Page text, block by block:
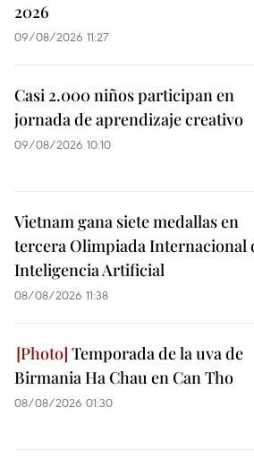
2026
09/08/2026 11:27
Casi 2.000 niños participan en
jornada de aprendizaje creativo
09/08/2026 10:10
Vietnam gana siete medallas en
tercera Olimpiada Internacional
Inteligencia Artificial
08/08/2026 11:38
Temporada de la uva de
Birmania Ha Chau en Can Tho
08/08/2026 01:30